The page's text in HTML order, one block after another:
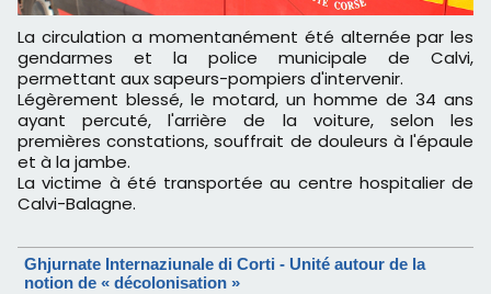
La circulation a momentanément été alternée par les
gendarmes et la police municipale de Calvi,
permettant aux sapeurs-pompiers d'intervenir.
Légèrement blessé, le motard, un homme de 34 ans
ayant percuté, l'arrière de la voiture, selon les
premières constations, souffrait de douleurs à l'épaule
et à la jambe.
La victime à été transportée au centre hospitalier de
Calvi-Balagne.
Ghjurnate Internaziunale di Corti - Unité autour de la
notion de « décolonisation »